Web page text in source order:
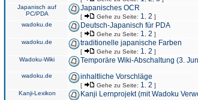
Japanisch auf
PC/PDA
Japanisches OCR
[ Gehe zu Seite: 1 2 ]
wadoku.de Deutsch-Japanisch für PDA
[ Gehe zu Seite: 1 2 ]
wadoku.de traditionelle japanische Farben
[ Gehe zu Seite: 1 2 ]
Wadoku-Wiki Temporäre Wiki-Abschaltung (3.
wadoku.de inhaltliche Vorschläge
[ Gehe zu Seite: 1 2 ]
Kanji-Lexikon Kanji Lernprojekt (mit Wadoku